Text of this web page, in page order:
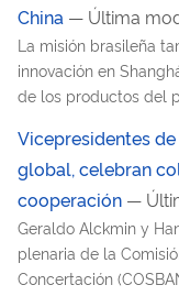
China — Última
La misión brasileña
innovación en
de los productos del
Vicepresidentes
global, celebran
cooperación —
Geraldo Alckmin y
plenaria de la
Concertación